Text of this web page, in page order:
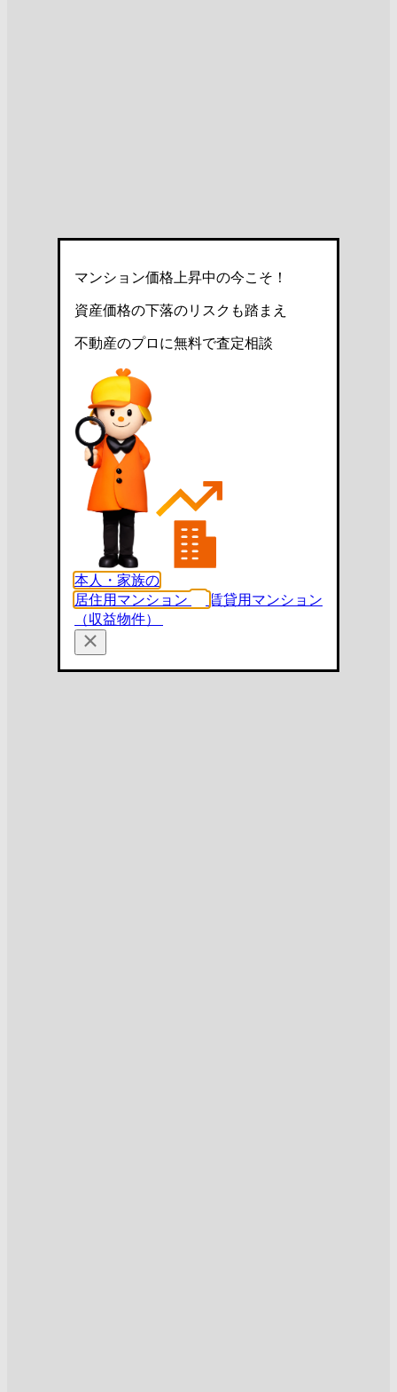
マンション価格上昇中の今こそ！
資産価格の下落のリスクも踏まえ
不動産のプロに無料で査定相談
本人・家族の
居住用マンション
賃貸用マンション
（収益物件）